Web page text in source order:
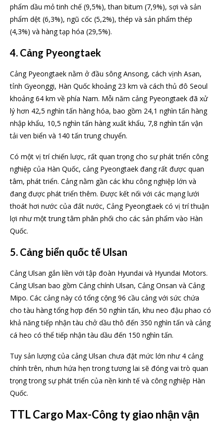
phẩm dầu mỏ tinh chế (9,5%), than bitum (7,9%), sợi và sản
phẩm dệt (6,3%), ngũ cốc (5,2%), thép và sản phẩm thép
(4,3%) và hàng tạp hóa (29,5%).
4. Cảng Pyeongtaek
Cảng Pyeongtaek nằm ở đầu sông Ansong, cách vịnh Asan,
tỉnh Gyeonggi, Hàn Quốc khoảng 23 km và cách thủ đô Seoul
khoảng 64 km về phía Nam. Mỗi năm cảng Pyeongtaek đã xử
lý hơn 42,5 nghìn tấn hàng hóa, bao gồm 24,1 nghìn tấn hàng
nhập khẩu, 10,5 nghìn tấn hàng xuất khẩu, 7,8 nghìn tấn vận
tải ven biển và 140 tấn trung chuyển.
Có một vị trí chiến lược, rất quan trọng cho sự phát triển công
nghiệp của Hàn Quốc, cảng Pyeongtaek đang rất được quan
tâm, phát triển. Cảng nằm gần các khu công nghiệp lớn và
đang được phát triển thêm. Được kết nối với các mạng lưới
thoát hơi nước của đất nước, Cảng Pyeongtaek có vị trí thuận
lợi như một trung tâm phân phối cho các sản phẩm vào Hàn
Quốc.
5. Cảng biển quốc tế Ulsan
Cảng Ulsan gắn liền với tập đoàn Hyundai và Hyundai Motors.
Cảng Ulsan bao gồm Cảng chính Ulsan, Cảng Onsan và Cảng
Mipo. Các cảng này có tổng cộng 96 cầu cảng với sức chứa
cho tàu hàng tổng hợp đến 50 nghìn tấn, khu neo đậu phao có
khả năng tiếp nhận tàu chở dầu thô đến 350 nghìn tấn và cảng
cá heo có thể tiếp nhận tàu dầu đến 150 nghìn tấn.
Tuy sản lượng của cảng Ulsan chưa đặt mức lớn như 4 cảng
chính trên, nhưn hứa hẹn trong tương lai sẽ đóng vai trò quan
trọng trong sự phát triển của nền kinh tế và công nghiệp Hàn
Quốc.
TTL Cargo Max-Công ty giao nhận vận